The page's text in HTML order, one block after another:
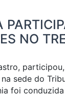
NO
sede do
foi